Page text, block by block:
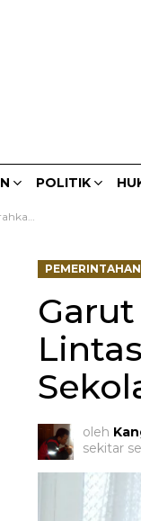
POLITIK
Sekolah
PEMERINTAHAN
oleh
sekitar